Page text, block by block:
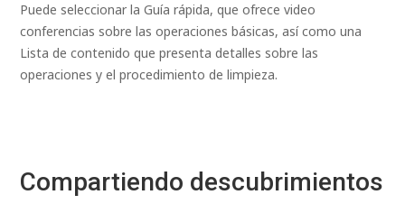
Puede seleccionar la Guía rápida, que ofrece video
conferencias sobre las operaciones básicas, así como una
Lista de contenido que presenta detalles sobre las
operaciones y el procedimiento de limpieza.
Compartiendo descubrimientos